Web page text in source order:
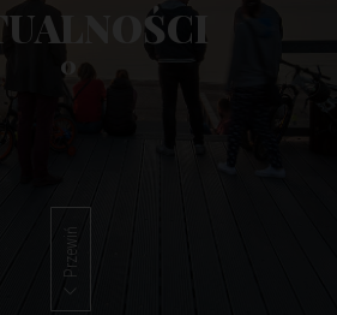
0
Przewiń